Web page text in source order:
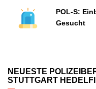
POL-S:
Gesucht
NEUESTE
STUTTGART